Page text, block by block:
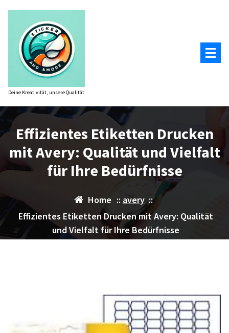
springen
Deine Kreativität, unsere Qualität
Effizientes Etiketten Drucken
mit Avery: Qualität und Vielfalt
für Ihre Bedürfnisse
Home :: avery::
Effizientes Etiketten Drucken mit Avery: Qualität
und Vielfalt für Ihre Bedürfnisse